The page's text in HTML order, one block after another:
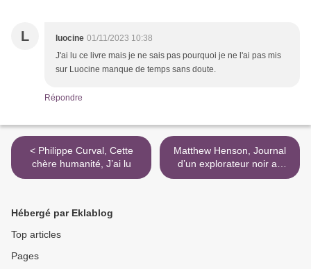
L luocine 01/11/2023 10:38
J'ai lu ce livre mais je ne sais pas pourquoi je ne l'ai pas mis
sur Luocine manque de temps sans doute.
Répondre
< Philippe Curval, Cette
chère humanité, J’ai lu
Matthew Henson, Journal
d’un explorateur noir au
pôle nord, Zones sensibles
Hébergé par Eklablog
Top articles
Pages